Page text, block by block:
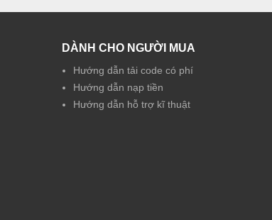
DÀNH CHO NGƯỜI MUA
Hướng dẫn tải code có phí
Hướng dẫn nạp tiền
Hướng dẫn hỗ trợ kĩ thuật